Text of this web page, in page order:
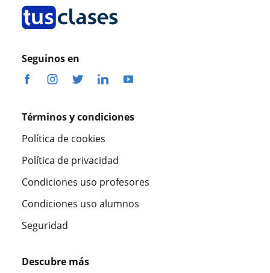
Seguinos en
Términos y condiciones
Política de cookies
Política de privacidad
Condiciones uso profesores
Condiciones uso alumnos
Seguridad
Descubre más